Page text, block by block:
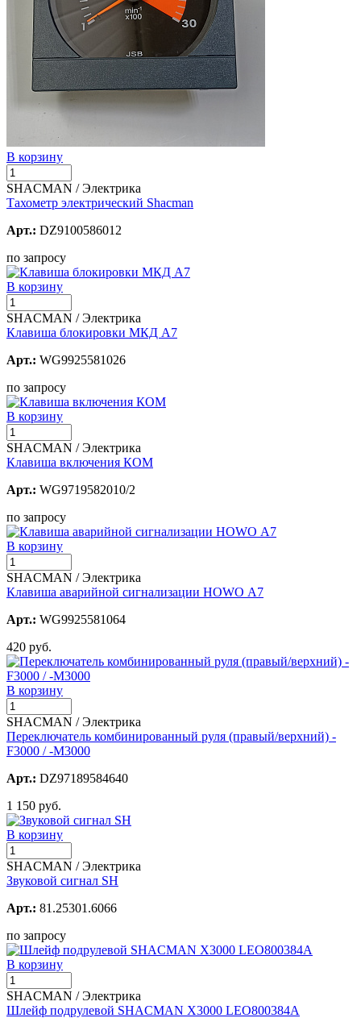
В корзину
SHACMAN / Электрика
Тахометр электрический Shacman
Арт.: DZ9100586012
по запросу
В корзину
SHACMAN / Электрика
Клавиша блокировки МКД А7
Арт.: WG9925581026
по запросу
В корзину
SHACMAN / Электрика
Клавиша включения КОМ
Арт.: WG9719582010/2
по запросу
В корзину
SHACMAN / Электрика
Клавиша аварийной сигнализации HOWO А7
Арт.: WG9925581064
420 руб.
В корзину
SHACMAN / Электрика
Переключатель комбинированный руля (правый/верхний) -
F3000 / -М3000
Арт.: DZ97189584640
1 150 руб.
В корзину
SHACMAN / Электрика
Звуковой сигнал SH
Арт.: 81.25301.6066
по запросу
В корзину
SHACMAN / Электрика
Шлейф подрулевой SHACMAN X3000 LEO800384A